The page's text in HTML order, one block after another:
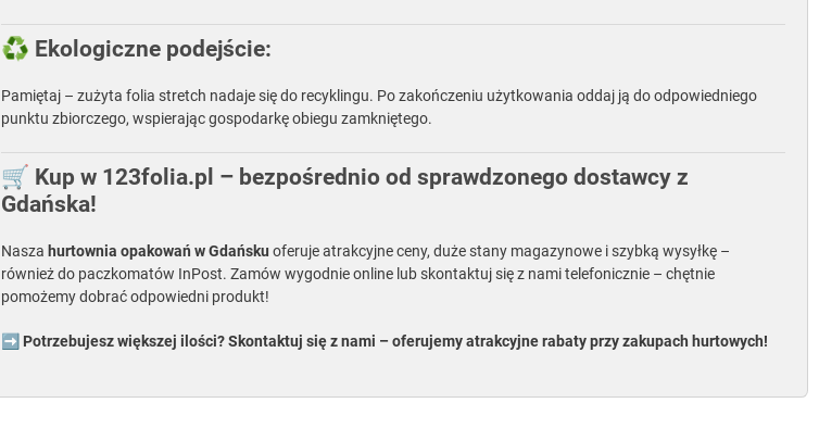
♻️ Ekologiczne podejście:
Pamiętaj – zużyta folia stretch nadaje się do recyklingu. Po zakończeniu użytkowania oddaj ją do odpowiedniego
punktu zbiorczego, wspierając gospodarkę obiegu zamkniętego.
🛒 Kup w 123folia.pl – bezpośrednio od sprawdzonego dostawcy z
Gdańska!
Nasza hurtownia opakowań w Gdańsku oferuje atrakcyjne ceny, duże stany magazynowe i szybką wysyłkę –
również do paczkomatów InPost. Zamów wygodnie online lub skontaktuj się z nami telefonicznie – chętnie
pomożemy dobrać odpowiedni produkt!
➡️ Potrzebujesz większej ilości? Skontaktuj się z nami – oferujemy atrakcyjne rabaty przy zakupach hurtowych!